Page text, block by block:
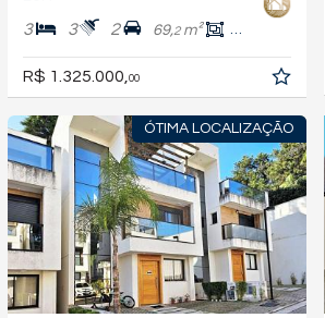
3 3 2 69,2m² 169,
R$ 1.325.000, 00
ÓTIMA LOCALIZAÇÃO